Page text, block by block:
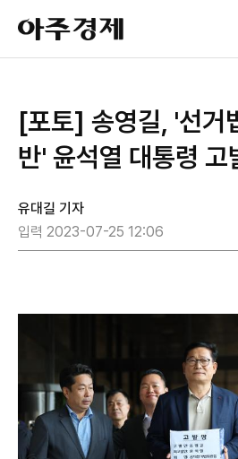
아
주
경
[포토] 송영길, '선거
반' 윤석열 대통령 고
유대길 기자
입력 2023-07-25 12:06